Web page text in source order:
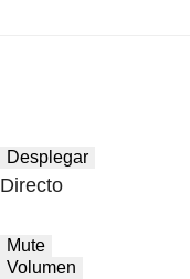
Desplegar
Directo
Mute
Volumen